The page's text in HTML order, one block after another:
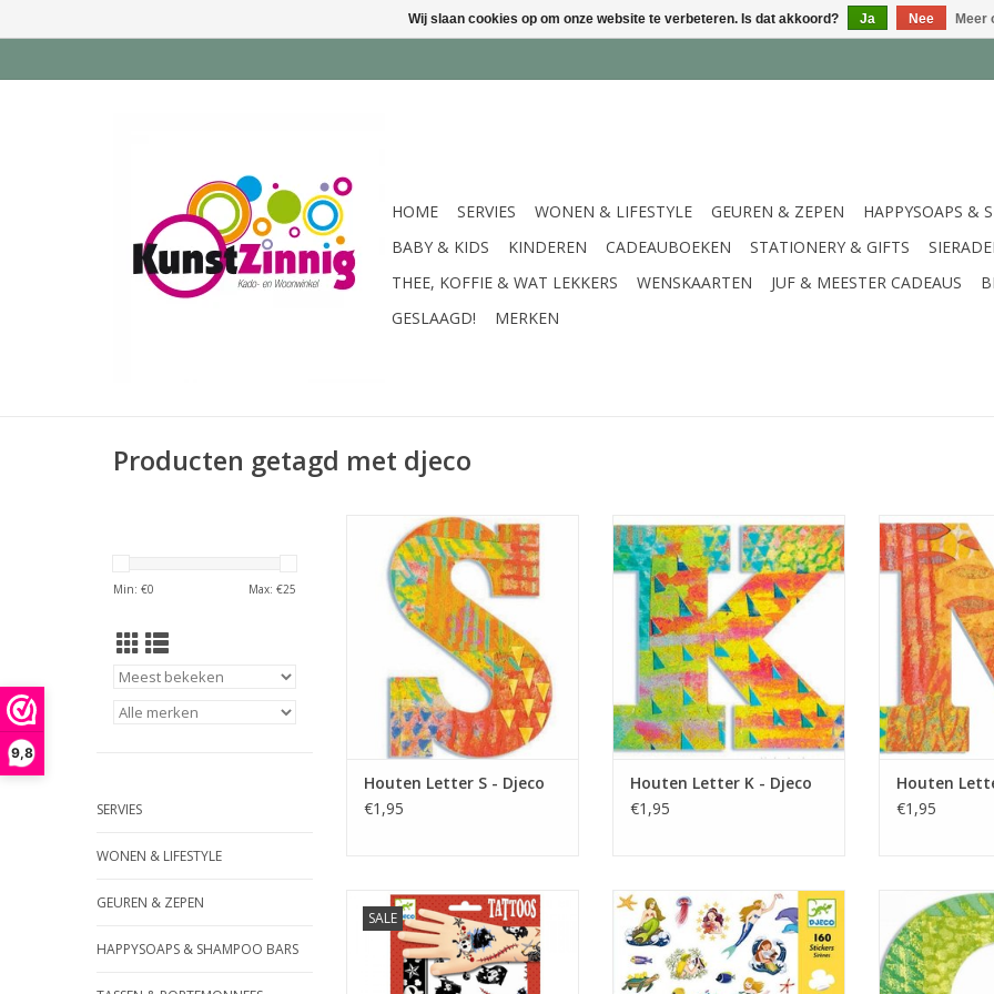
9,8
HOME SERVIES WONEN & LIFESTYLE GEUREN & ZEPEN HAPPYSOAPS &
BABY & KIDS
KINDEREN CADEAUBOEKEN STATIONERY & GIFTS
THEE, KOFFIE & WAT LEKKERS
WENSKAARTEN JUF & MEESTER CADEAUS
GESLAAGD!
MERKEN
Producten getagd met djeco
Min: €0 Max: €25
SERVIES
WONEN & LIFESTYLE
GEUREN & ZEPEN
HAPPYSOAPS & SHAMPOO BARS
Gekleurde Houten Letter uit de
serie Peacock. Leuk om op een
Slaapkamer deur te plakken,
maar ook om mee te versieren.
TOEVOEGEN AAN WINKELWAGEN
Houten Letter S - Djeco
€1,95
Gekleurde Houten Letter uit de
serie Peacock. Leuk om op een
Slaapkamer deur te plakken,
maar ook om mee te versieren.
TOEVOEGEN AAN WINKELWAGEN
Houten Letter K - Djeco
€1,95
Gekleurde
serie
Slaapkamer
maar ook om
TOEVOEGEN
Houten
€1,95
SALE
Stoere Piraten tattoos voor op
de huid. De tattoos zijn
dermatologisch getest en niet
schadelijk voor de huid.
Lekker stickers plakken op je
eigen gemaakte kunstwerk. Niets
leukers dan je eigen vrolijke
decoratie maken. Deze stickers
zijn ook goed te gebruiken als
Gekleurde
serie
Slaapkamer
maar ook om
Wij slaan cookies op om onze website te verbeteren. Is dat akkoord? Ja Nee Meer